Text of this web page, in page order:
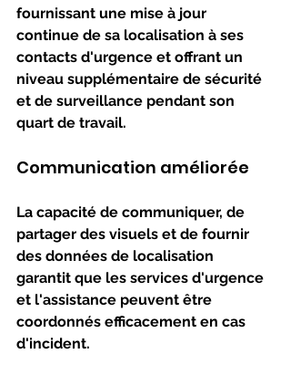
fournissant une mise à jour
continue de sa localisation à ses
contacts d'urgence et offrant un
niveau supplémentaire de sécurité
et de surveillance pendant son
quart de travail.
Communication améliorée
La capacité de communiquer, de
partager des visuels et de fournir
des données de localisation
garantit que les services d'urgence
et l'assistance peuvent être
coordonnés efficacement en cas
d'incident.